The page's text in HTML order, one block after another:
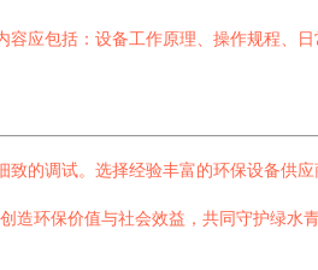
应包括：设备工作原理、操作规程、
的调试。选择经验丰富的环保设备供
造环保价值与社会效益，共同守护绿水青